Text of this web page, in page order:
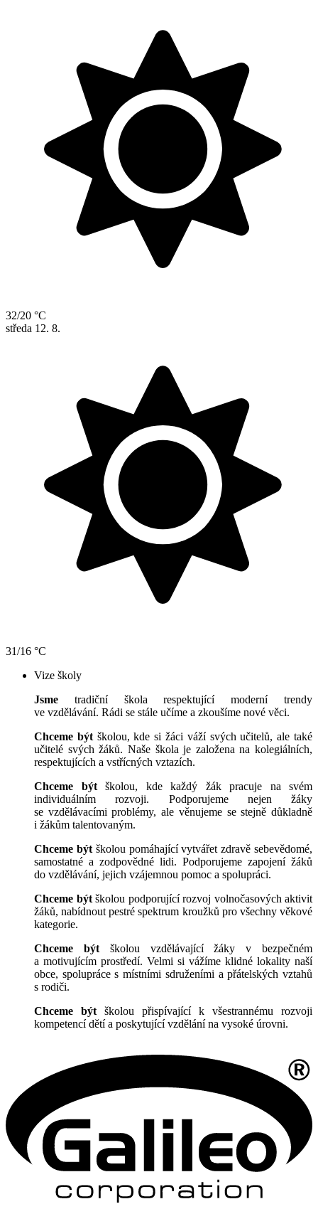
32/20 °C
středa 12. 8.
31/16 °C
Vize školy
Jsme tradiční škola respektující moderní trendy
ve vzdělávání. Rádi se stále učíme a zkoušíme nové věci.
Chceme býtškolou, kde si žáci váží svých učitelů, ale také
učitelé svých žáků. Naše škola je založena na kolegiálních,
respektujících a vstřícných vztazích.
Chceme býtškolou, kde každý žák pracuje na svém
individuálním rozvoji. Podporujeme nejen žáky
se vzdělávacími problémy, ale věnujeme se stejně důkladně
i žákům talentovaným.
Chceme býtškolou pomáhající vytvářet zdravě sebevědomé,
samostatné a zodpovědné lidi. Podporujeme zapojení žáků
do vzdělávání, jejich vzájemnou pomoc a spolupráci.
Chceme být školou podporující rozvoj volnočasových aktivit
žáků, nabídnout pestré spektrum kroužků pro všechny věkové
kategorie.
Chceme býtškolou vzdělávající žáky v bezpečném
a motivujícím prostředí. Velmi si vážíme klidné lokality naší
obce, spolupráce s místními sdruženími a přátelských vztahů
s rodiči.
Chceme být školou přispívající k všestrannému rozvoji
kompetencí dětí a poskytující vzdělání na vysoké úrovni.